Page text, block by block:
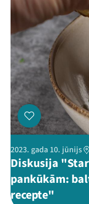
2023. gada 10. jūnijs
Diskusija
pankūkām:
recepte"